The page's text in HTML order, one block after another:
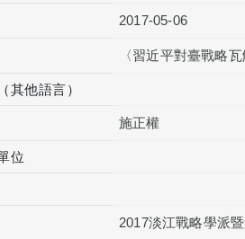
2017-05-06
〈習近平對臺戰略
其他語言）
施正權
位
2017淡江戰略學派